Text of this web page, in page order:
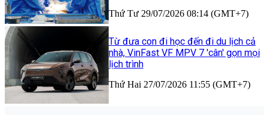
Thứ Tư 29/07/2026 08:14 (GMT+7)
Từ đưa con đi học đến đi du lịch cả
nhà, VinFast VF MPV 7 'cân' gọn mọi
lịch trình
Thứ Hai 27/07/2026 11:55 (GMT+7)